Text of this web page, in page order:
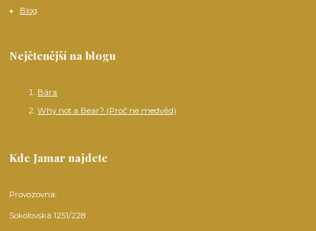
Blog
Nejčtenější na blogu
Bára
Why not a Bear? (Proč ne medvěd)
Kde Jamar najdete
Provozovna:
Sokolovská 1251/228